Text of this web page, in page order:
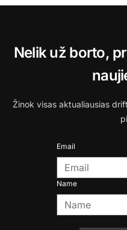
Nelik už borto,
Žinok visas aktualiausias
Email
Name